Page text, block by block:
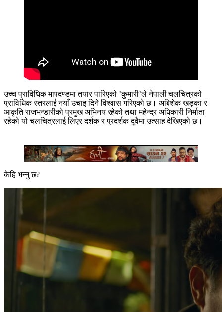
उच्च प्राविधिक मापदण्डमा तयार पारिएको ’कुमारी’ले नेपाली चलचित्रको
प्राविधिक स्तरलाई नयाँ उचाइ दिने विश्वास गरिएको छ। अबिशेक खड्का र
आकृति राजभन्डारीको प्रमुख अभिनय रहेको तथा महेन्द्र अधिकारी निर्माता
रहेको यो चलचित्रलाई लिएर दर्शक र प्रदर्शक दुवैमा उत्साह देखिएको छ।
केहि भन्नु छ?